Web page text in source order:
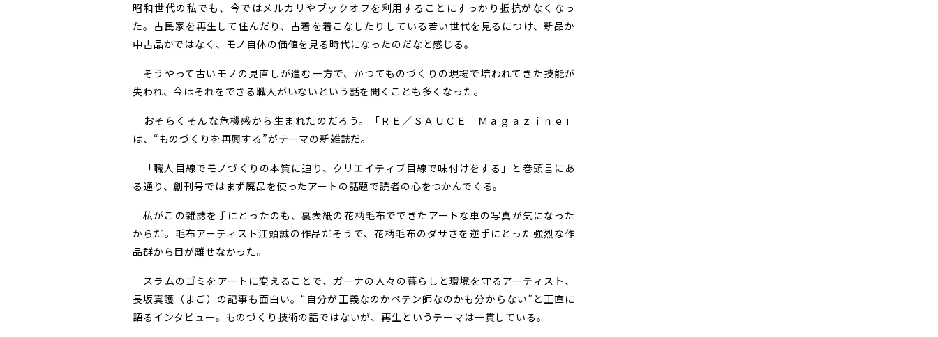
昭和世代の私でも、今ではメルカリやブックオフを利用することにすっかり抵抗がなくなっ
た。古民家を再生して住んだり、古着を着こなしたりしている若い世代を見るにつけ、新品か
中古品かではなく、モノ自体の価値を見る時代になったのだなと感じる。
そうやって古いモノの見直しが進む一方で、かつてものづくりの現場で培われてきた技能が
失われ、今はそれをできる職人がいないという話を聞くことも多くなった。
おそらくそんな危機感から生まれたのだろう。「ＲＥ／ＳＡＵＣＥ Ｍａｇａｚｉｎｅ」
は、“ものづくりを再興する”がテーマの新雑誌だ。
「職人目線でモノづくりの本質に迫り、クリエイティブ目線で味付けをする」と巻頭言にあ
る通り、創刊号ではまず廃品を使ったアートの話題で読者の心をつかんでくる。
私がこの雑誌を手にとったのも、裏表紙の花柄毛布でできたアートな車の写真が気になった
からだ。毛布アーティスト江頭誠の作品だそうで、花柄毛布のダサさを逆手にとった強烈な作
品群から目が離せなかった。
スラムのゴミをアートに変えることで、ガーナの人々の暮らしと環境を守るアーティスト、
長坂真護（まご）の記事も面白い。“自分が正義なのかペテン師なのかも分からない”と正直に
語るインタビュー。ものづくり技術の話ではないが、再生というテーマは一貫している。